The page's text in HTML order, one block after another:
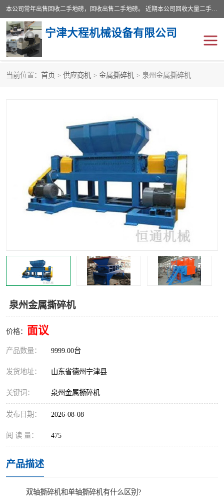
本公司常年出售回收二手地磅，回收出售二手地磅。 近期本公司回收大量二手地磅，型号齐全，宽度从2米到3.5米，长度5米到25米，承重吨位从10到200吨，成色7—9成新。 ? 使用年限6个月至2年，产品来源于个人闲置品，工矿企业停用品，因小换大而来。 精准度和新的一样， 二手地磅是内行人的选择，打个电话就省钱朋友您好等什么
宁津大程机械设备有限公司
当前位置： 首页 > 供应商机 > 金属撕碎机 > 泉州金属撕碎机
泉州金属撕碎机
价格： 面议
产品数量： 9999.00台
发货地址： 山东省德州宁津县
关键词： 泉州金属撕碎机
发布日期： 2026-08-08
阅 读 量： 475
产品描述
双轴撕碎机和单轴撕碎机有什么区别?
食品烘干机
装载机电子秤 输送机
半自动输送机 全自动输送机
冷却塔 食品螺旋塔
木材撕碎机
塑料撕碎机 金属撕碎机